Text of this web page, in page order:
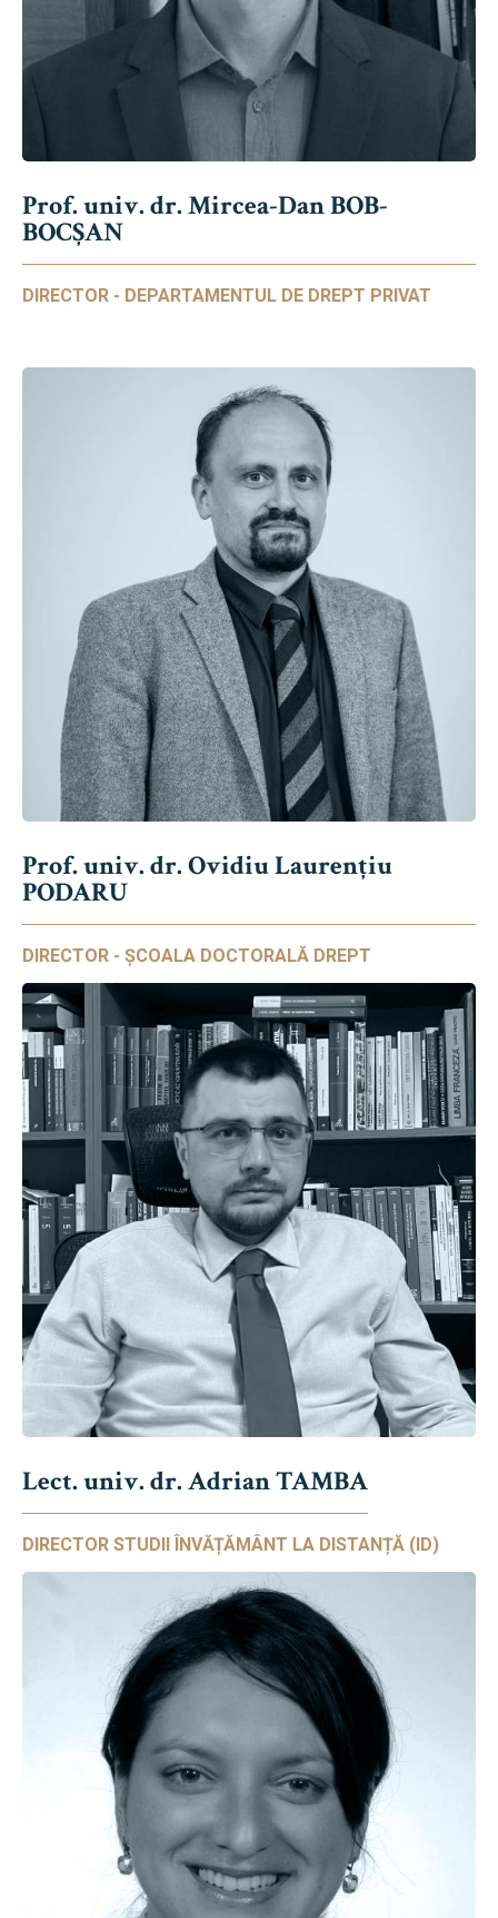
Prof. univ. dr. Mircea-Dan BOB-
BOCȘAN
DIRECTOR - DEPARTAMENTUL DE DREPT PRIVAT
Prof. univ. dr. Ovidiu Laurențiu
PODARU
DIRECTOR - ȘCOALA DOCTORALĂ DREPT
Lect. univ. dr. Adrian TAMBA
DIRECTOR STUDII ÎNVĂȚĂMÂNT LA DISTANȚĂ (ID)